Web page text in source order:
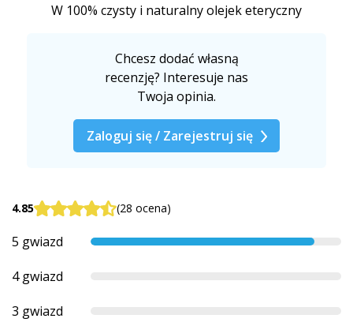
W 100% czysty i naturalny olejek eteryczny
Chcesz dodać własną
recenzję? Interesuje nas
Twoja opinia.
Zaloguj się / Zarejestruj się
4.85 (28 ocena)
5 gwiazd
4 gwiazd
3 gwiazd